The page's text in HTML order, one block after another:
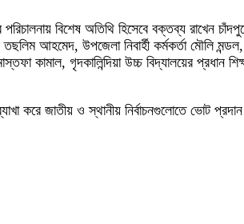
বিশেষ অতিথি হিসেবে বক্তব্য রাখেন
আহমেদ, উপজেলা নিবার্হী কর্মকর্তা মৌলি মন্ডল,
কামাল, গৃদকালিন্দিয়া উচ্চ বিদ্যালয়ের প্রধান
করে জাতীয় ও স্থানীয় নির্বাচনগুলোতে ভোট